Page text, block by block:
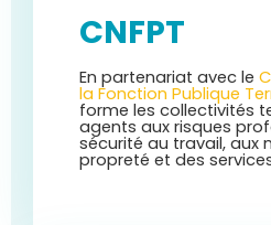
CNFPT
En partenariat avec le
la Fonction Publique
forme les collectivités
agents aux risques
sécurité au travail, aux
propreté et des